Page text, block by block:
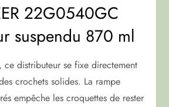
22G0540GC
suspendu 870 ml
distributeur se fixe directement
crochets solides. La rampe
empêche les croquettes de rester